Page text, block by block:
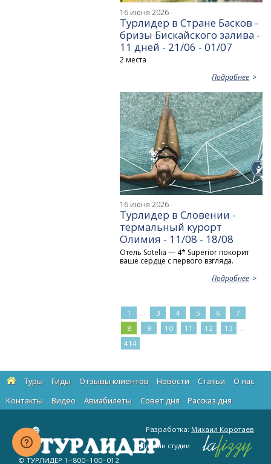
16 июня 2026
Турлидер в Стране Басков -
бризы Бискайского залива -
11 дней - 21/06 - 01/07
2 места
Подробнее
16 июня 2026
Турлидер в Словении -
термальный курорт
Олимия - 11/08 - 18/08
Отель Sotelia — 4* Superior покорит
ваше сердце с первого взгляда.
Подробнее
1 ... 3 4 5 6
7
8
9 10 11 12 13 ...
414
Туры Гиды Отзывы клиентов Новости Статьи
О нас
Контакты
Видео Авиабилеты Cовет дня Рассказ дня
© ТУРЛИДЕР 1−800−100−012
Разработка: Михаил Коротаев
Дизайн студии